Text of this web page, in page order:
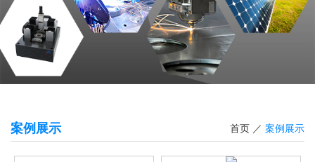
案例展示 首页 ／ 案例展示